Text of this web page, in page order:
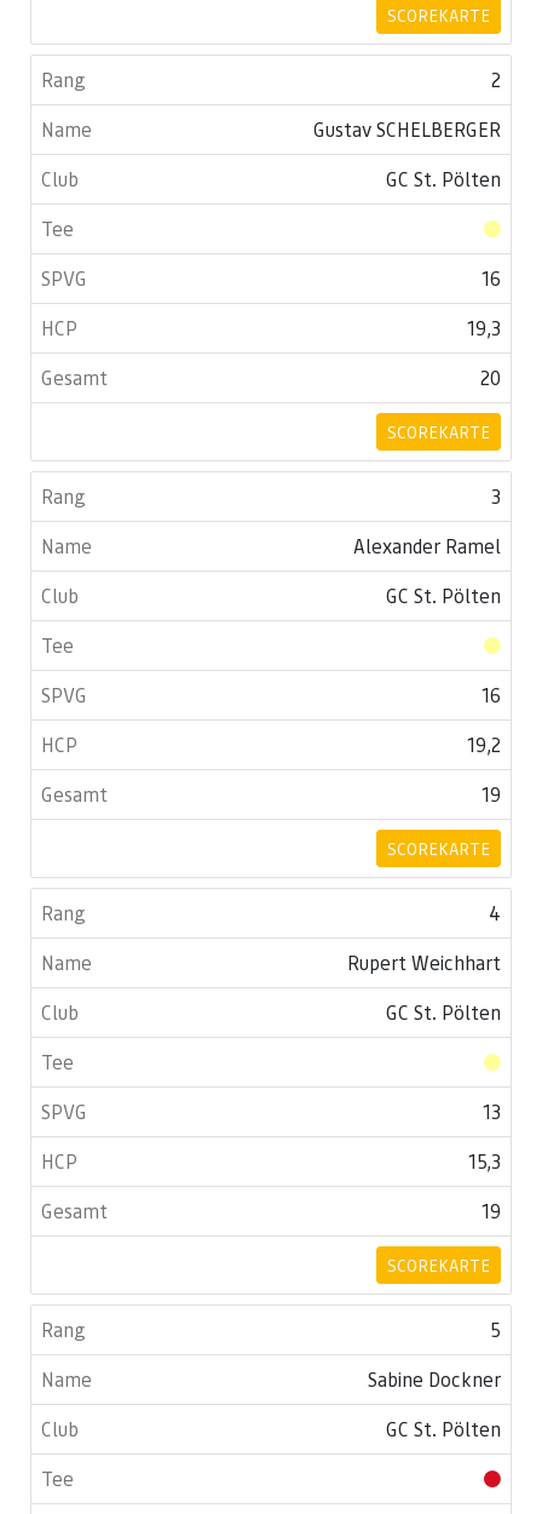
SCOREKARTE
2
Gustav SCHELBERGER
GC St. Pölten
16
19,3
20
SCOREKARTE
3
Alexander Ramel
GC St. Pölten
16
19,2
19
SCOREKARTE
4
Rupert Weichhart
GC St. Pölten
13
15,3
19
SCOREKARTE
5
Sabine Dockner
GC St. Pölten